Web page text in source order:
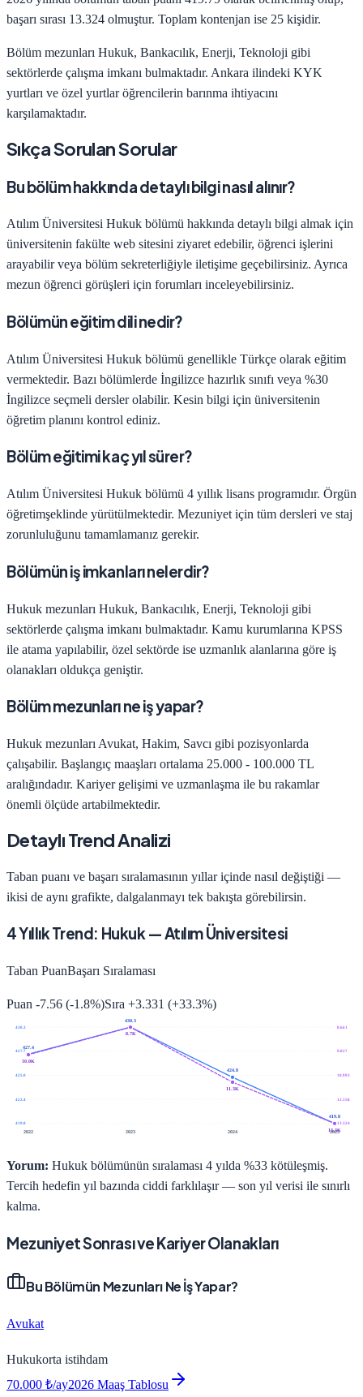
başarı sırası 13.324 olmuştur. Toplam kontenjan ise 25 kişidir.
Bölüm mezunları Hukuk, Bankacılık, Enerji, Teknoloji gibi
sektörlerde çalışma imkanı bulmaktadır. Ankara ilindeki KYK
yurtları ve özel yurtlar öğrencilerin barınma ihtiyacını
karşılamaktadır.
Sıkça Sorulan Sorular
Bu bölüm hakkında detaylı bilgi nasıl alınır?
Atılım Üniversitesi Hukuk bölümü hakkında detaylı bilgi almak için
üniversitenin fakülte web sitesini ziyaret edebilir, öğrenci işlerini
arayabilir veya bölüm sekreterliğiyle iletişime geçebilirsiniz. Ayrıca
mezun öğrenci görüşleri için forumları inceleyebilirsiniz.
Bölümün eğitim dili nedir?
Atılım Üniversitesi Hukuk bölümü genellikle Türkçe olarak eğitim
vermektedir. Bazı bölümlerde İngilizce hazırlık sınıfı veya %30
İngilizce seçmeli dersler olabilir. Kesin bilgi için üniversitenin
öğretim planını kontrol ediniz.
Bölüm eğitimi kaç yıl sürer?
Atılım Üniversitesi Hukuk bölümü 4 yıllık lisans programıdır. Örgün
öğretimşeklinde yürütülmektedir. Mezuniyet için tüm dersleri ve staj
zorunluluğunu tamamlamanız gerekir.
Bölümün iş imkanları nelerdir?
Hukuk mezunları Hukuk, Bankacılık, Enerji, Teknoloji gibi
sektörlerde çalışma imkanı bulmaktadır. Kamu kurumlarına KPSS
ile atama yapılabilir, özel sektörde ise uzmanlık alanlarına göre iş
olanakları oldukça geniştir.
Bölüm mezunları ne iş yapar?
Hukuk mezunları Avukat, Hakim, Savcı gibi pozisyonlarda
çalışabilir. Başlangıç maaşları ortalama 25.000 - 100.000 TL
aralığındadır. Kariyer gelişimi ve uzmanlaşma ile bu rakamlar
önemli ölçüde artabilmektedir.
Detaylı Trend Analizi
Taban puanı ve başarı sıralamasının yıllar içinde nasıl değiştiği —
ikisi de aynı grafikte, dalgalanmayı tek bakışta görebilirsin.
4Yıllık Trend: Hukuk—Atılım Üniversitesi
Taban PuanBaşarı Sıralaması
Puan -7.56 (-1.8%)Sıra +3.331 (+33.3%)
430.3 8.661
427.7 9.827
425.0 10.993
422.4 12.158
419.8
13.324
2022
2023 2024 2025
427.4
430.3
424.8
419.8
10.0K
8.7K
11.3K
13.3K
Yorum: Hukuk bölümünün sıralaması 4 yılda %33 kötüleşmiş.
Tercih hedefin yıl bazında ciddi farklılaşır — son yıl verisi ile sınırlı
kalma.
Mezuniyet Sonrası ve Kariyer Olanakları
Bu Bölümün Mezunları Ne İş Yapar?
Avukat
Hukukorta istihdam
70.000 ₺/ay2026 Maaş Tablosu